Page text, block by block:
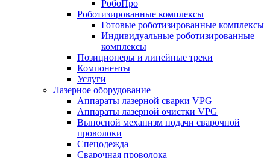
РобоПро
Роботизированные комплексы
Готовые роботизированные комплексы
Индивидуальные роботизированные
комплексы
Позиционеры и линейные треки
Компоненты
Услуги
Лазерное оборудование
Аппараты лазерной сварки VPG
Аппараты лазерной очистки VPG
Выносной механизм подачи сварочной
проволоки
Спецодежда
Сварочная проволока